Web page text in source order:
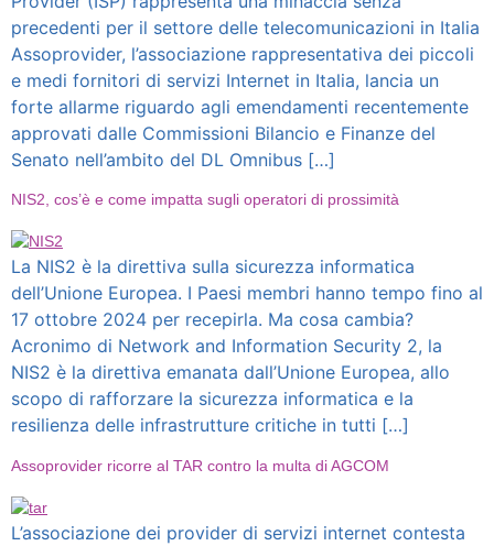
precedenti per il settore delle telecomunicazioni in Italia
Assoprovider, l’associazione rappresentativa dei piccoli
e medi fornitori di servizi Internet in Italia, lancia un
forte allarme riguardo agli emendamenti recentemente
approvati dalle Commissioni Bilancio e Finanze del
Senato nell’ambito del DL Omnibus […]
NIS2, cos’è e come impatta sugli operatori di prossimità
La NIS2 è la direttiva sulla sicurezza informatica
dell’Unione Europea. I Paesi membri hanno tempo fino al
17 ottobre 2024 per recepirla. Ma cosa cambia?
Acronimo di Network and Information Security 2, la
NIS2 è la direttiva emanata dall’Unione Europea, allo
scopo di rafforzare la sicurezza informatica e la
resilienza delle infrastrutture critiche in tutti […]
Assoprovider ricorre al TAR contro la multa di AGCOM
L’associazione dei provider di servizi internet contesta